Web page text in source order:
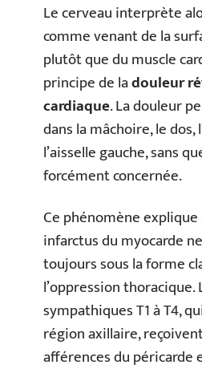
Le cerveau interprète
comme venant de la
plutôt que du muscle
principe de ladouleur
cardiaque. La douleur
dans la mâchoire, le dos,
l’aisselle gauche, sans
forcément concernée.
Ce phénomène
infarctus du myocarde
toujours sous la forme
l’oppression thoracique.
sympathiques T1 à T4,
région axillaire,
afférences du péricarde